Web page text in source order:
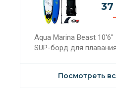
Aqua Marina Beast 10'6"
SUP-борд для плавания
Посмотреть